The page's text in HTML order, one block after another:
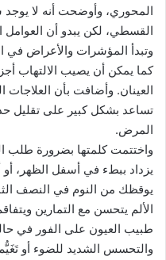
المحوري، وأوضحت أنه لا
القسطي، لكن يبدو أن العوامل
وتبدأ المؤشرات والأعراض في
كما يمكن أن يصيب الالتهاب
العينان. وأضافت بأن
تساعد بشكل كبير على تقليل
المرض.
واختتمت كلمتها بضرورة طلب
يزداد ببطء في أسفل الظهر، أو
يوقظك من النوم في النصف
الألم يتحسن مع التمارين
طبيب العيون على الفور في
والتحسس الشديد للضوء أو تَغَيُّم